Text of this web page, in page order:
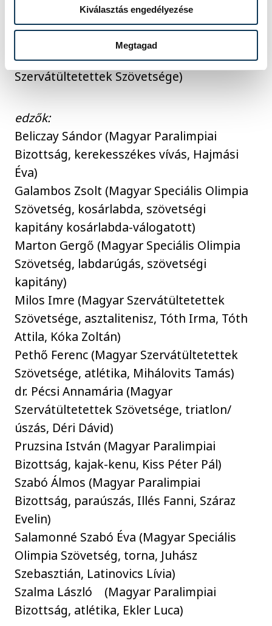
Kiválasztás engedélyezése
Megtagad
Road Race csapat (Magyar
Szervátültetettek Szövetsége)
4x100 m férfi váltó (Magyar
Szervátültetettek Szövetsége)
edzők:
Beliczay Sándor (Magyar Paralimpiai
Bizottság, kerekesszékes vívás, Hajmási
Éva)
Galambos Zsolt (Magyar Speciális Olimpia
Szövetség, kosárlabda, szövetségi
kapitány kosárlabda-válogatott)
Marton Gergő (Magyar Speciális Olimpia
Szövetség, labdarúgás, szövetségi
kapitány)
Milos Imre (Magyar Szervátültetettek
Szövetsége, asztalitenisz, Tóth Irma, Tóth
Attila, Kóka Zoltán)
Pethő Ferenc (Magyar Szervátültetettek
Szövetsége, atlétika, Mihálovits Tamás)
dr. Pécsi Annamária (Magyar
Szervátültetettek Szövetsége, triatlon/
úszás, Déri Dávid)
Pruzsina István (Magyar Paralimpiai
Bizottság, kajak-kenu, Kiss Péter Pál)
Szabó Álmos (Magyar Paralimpiai
Bizottság, paraúszás, Illés Fanni, Száraz
Evelin)
Salamonné Szabó Éva (Magyar Speciális
Olimpia Szövetség, torna, Juhász
Szebasztián, Latinovics Lívia)
Szalma László (Magyar Paralimpiai
Bizottság, atlétika, Ekler Luca)